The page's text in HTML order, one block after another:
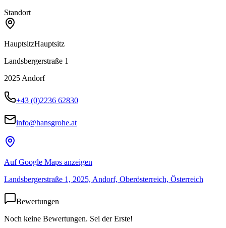
Standort
HauptsitzHauptsitz
Landsbergerstraße 1
2025 Andorf
+43 (0)2236 62830
info@hansgrohe.at
Auf Google Maps anzeigen
Landsbergerstraße 1, 2025, Andorf, Oberösterreich, Österreich
Bewertungen
Noch keine Bewertungen. Sei der Erste!